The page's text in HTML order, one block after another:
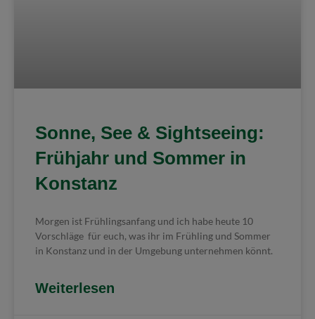
Sonne, See & Sightseeing:
Frühjahr und Sommer in
Konstanz
Morgen ist Frühlingsanfang und ich habe heute 10
Vorschläge für euch, was ihr im Frühling und Sommer
in Konstanz und in der Umgebung unternehmen könnt.
Weiterlesen